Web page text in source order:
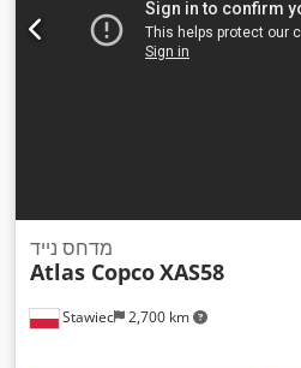
Stawiec 2,700 km
מדחס נייד
Atlas CopcoXAS58